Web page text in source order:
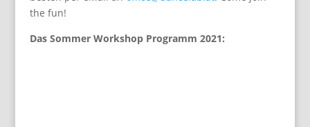
the fun!
Das Sommer Workshop Programm 2021: